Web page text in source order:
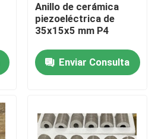
Anillo de cerámica
piezoeléctrica de
35x15x5 mm P4
Enviar Consulta